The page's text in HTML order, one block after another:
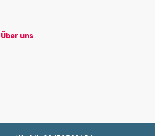
Über uns